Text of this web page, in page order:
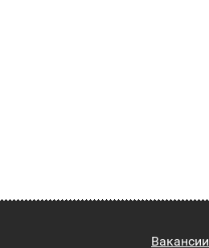
Вакансии